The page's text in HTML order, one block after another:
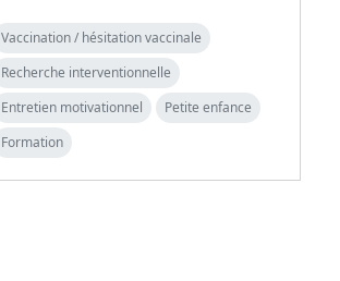
Vaccination / hésitation vaccinale
Recherche interventionnelle
Entretien motivationnel
Petite enfance
Formation